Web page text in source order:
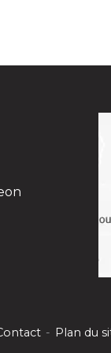
- Plan du